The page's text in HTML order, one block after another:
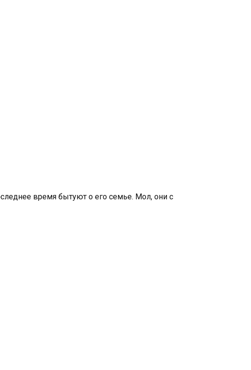
время бытуют о его семье. Мол, они с